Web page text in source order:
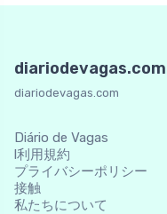
diariodevagas.com
diariodevagas.com
Diário de Vagas
l利用規約
プライバシーポリシー
接触
私たちについて